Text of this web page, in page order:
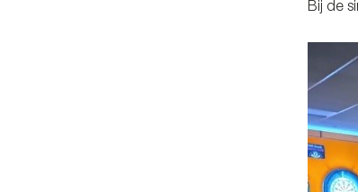
Bij de